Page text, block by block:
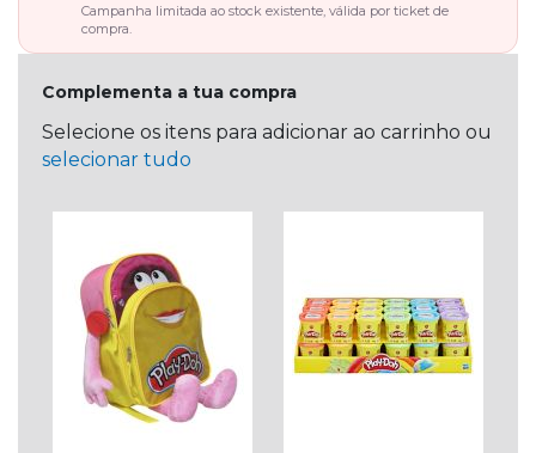
Campanha limitada ao stock existente, válida por ticket de
compra.
Complementa a tua compra
Selecione os itens para adicionar ao carrinho ou
selecionar tudo